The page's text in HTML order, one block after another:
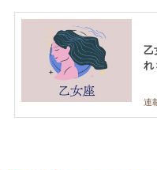
乙
れ
連